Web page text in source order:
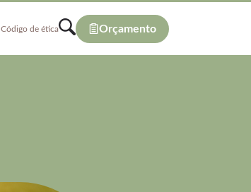
Código de ética Orçamento